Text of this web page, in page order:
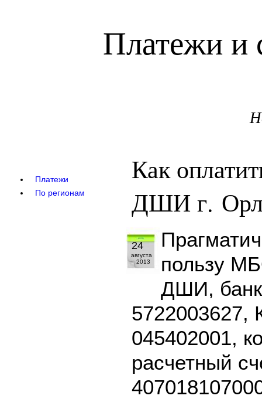
Платежи и
Платежи
По регионам
Как
ДШИ г.
24
августа
2013
пользу
ДШИ,
5722003627,
045402001,
расчетный